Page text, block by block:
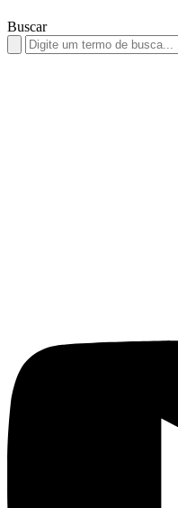
Buscar
Search
for: